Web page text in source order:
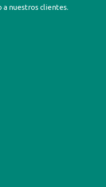
a nuestros clientes.